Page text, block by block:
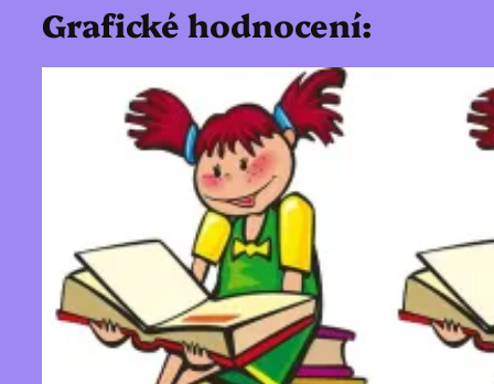
Grafické hodnocení: